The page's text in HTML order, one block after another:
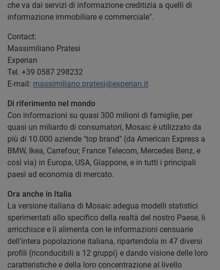
che va dai servizi di informazione creditizia a quelli di
informazione immobiliare e commerciale".
Contact:
Massimiliano Pratesi
Experian
Tel. +39 0587 298232
E-mail: massimiliano.pratesi@experian.it
Di riferimento nel mondo
Con informazioni su quasi 300 milioni di famiglie, per
quasi un miliardo di consumatori, Mosaic è utilizzato da
più di 10.000 aziende "top brand" (da American Express a
BMW, Ikea, Carrefour, France Telecom, Mercedes Benz, e
così via) in Europa, USA, Giappone, e in tutti i principali
paesi ad economia di mercato.
Ora anche in Italia
La versione italiana di Mosaic adegua modelli statistici
sperimentati allo specifico della realtà del nostro Paese, li
arricchisce e li alimenta con le informazioni censuarie
dell'intera popolazione italiana, ripartendola in 47 diversi
profili (riconducibili a 12 gruppi) e dando visione delle loro
caratteristiche e della loro concentrazione al livello